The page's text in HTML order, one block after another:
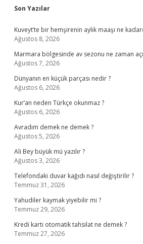
Sidebar
Son Yazılar
Kuveyt’te bir hemşirenin aylık maaşı ne
Ağustos 8, 2026
Marmara bölgesinde av sezonu ne zaman
Ağustos 7, 2026
Dünyanın en küçük parçası nedir ?
Ağustos 6, 2026
Kur’an neden Türkçe okunmaz ?
Ağustos 6, 2026
Avradım demek ne demek ?
Ağustos 5, 2026
Ali Bey büyük mü yazılır ?
Ağustos 3, 2026
Telefondaki duvar kağıdı nasıl değiştirilir ?
Temmuz 31, 2026
Yahudiler kaymak yiyebilir mi ?
Temmuz 29, 2026
Kredi kartı otomatik tahsilat ne demek ?
Temmuz 27, 2026